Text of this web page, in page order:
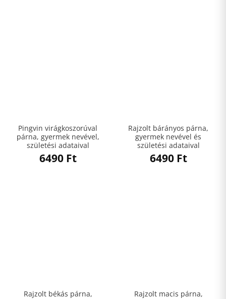
Pingvin virágkoszorúval
párna, gyermek nevével,
születési adataival
6490 Ft
Rajzolt bárányos párna,
gyermek nevével és
születési adataival
6490 Ft
Rajzolt békás párna,
Rajzolt macis párna,